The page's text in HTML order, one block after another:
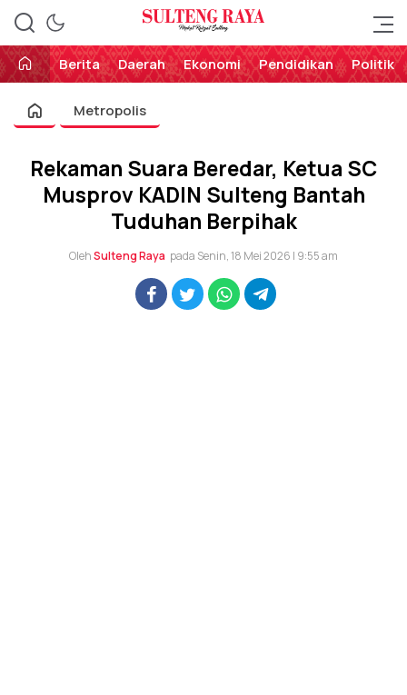
Sulteng Raya
Perekat Rakyat Sulteng
Berita
Daerah Ekonomi Pendidikan Politik
Metropolis
Rekaman Suara Beredar, Ketua SC
Musprov KADIN Sulteng Bantah
Tuduhan Berpihak
OlehSulteng Raya pada Senin, 18 Mei 2026 | 9:55 am